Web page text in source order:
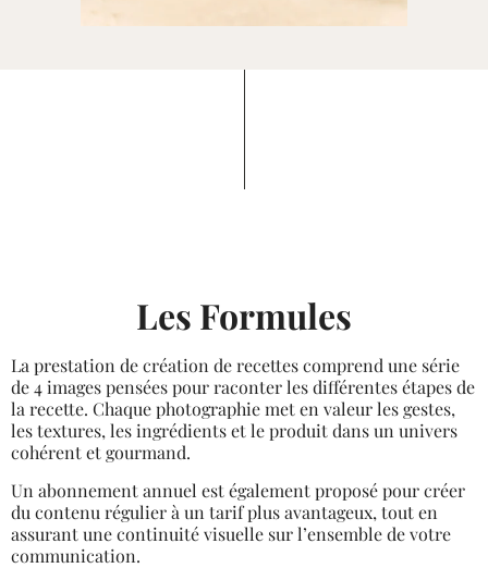
Les Formules
La prestation de création de recettes comprend une série
de 4 images pensées pour raconter les différentes étapes de
la recette. Chaque photographie met en valeur les gestes,
les textures, les ingrédients et le produit dans un univers
cohérent et gourmand.
Un abonnement annuel est également proposé pour créer
du contenu régulier à un tarif plus avantageux, tout en
assurant une continuité visuelle sur l’ensemble de votre
communication.